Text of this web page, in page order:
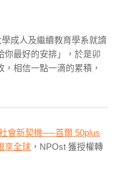
成人及繼續教育學系就讀
你最好的安排」，於是卯
相信一點一滴的累積，
會新契機──首爾 50plus
享全球 ，NPOst 獲授權轉